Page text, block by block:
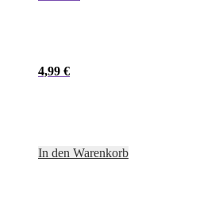
4,99 €
In den Warenkorb